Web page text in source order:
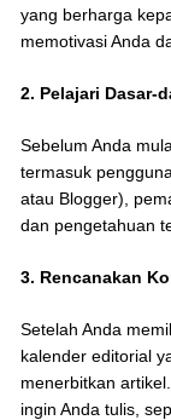
yang berharga
memotivasi Anda
2. Pelajari Dasar-
Sebelum Anda
termasuk
atau Blogger),
dan pengetahuan
3. Rencanakan
Setelah Anda
kalender editorial
menerbitkan
ingin Anda tulis,